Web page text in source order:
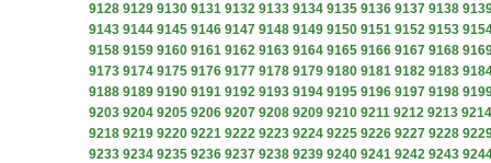
9128 9129 9130 9131 9132 9133 9134 9135 9136 9137 9138
9143 9144 9145 9146 9147 9148 9149 9150 9151 9152 9153
9158 9159 9160 9161 9162 9163 9164 9165 9166 9167 9168
9173 9174 9175 9176 9177 9178 9179 9180 9181 9182 9183
9188 9189 9190 9191 9192 9193 9194 9195 9196 9197 9198
9203 9204 9205 9206 9207 9208 9209 9210 9211 9212 9213 9214
9218 9219 9220 9221 9222 9223 9224 9225 9226 9227 9228
9233 9234 9235 9236 9237 9238 9239 9240 9241 9242 9243